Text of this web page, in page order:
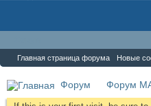
Главная страница форума Новые
Форум Форум